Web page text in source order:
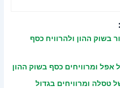
בשוק ההון ולהרוויח כסף
אפל ומרוויחים כסף בשוק ההון
טסלה ומרוויחים בגדול